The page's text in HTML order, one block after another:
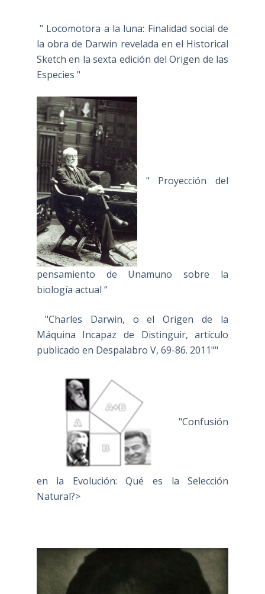
" Locomotora a la luna: Finalidad social de
la obra de Darwin revelada en el Historical
Sketch en la sexta edición del Origen de las
Especies "
" Proyección del
pensamiento de Unamuno sobre la
biología actual “
"Charles Darwin, o el Origen de la
Máquina Incapaz de Distinguir, artículo
publicado en Despalabro V, 69-86. 2011""
"Confusión
en la Evolución: Qué es la Selección
Natural?>